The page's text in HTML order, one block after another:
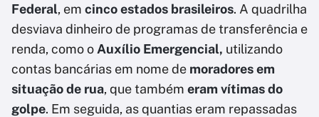
Federal, em cinco estados brasileiros. A quadrilha
desviava dinheiro de programas de transferência e
renda, como o Auxílio Emergencial, utilizando
contas bancárias em nome de moradores em
situação de rua, que também eram vítimas do
golpe. Em seguida, as quantias eram repassadas